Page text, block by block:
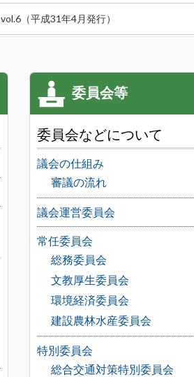
（平成31年4月発行）
委員会などについて
議会の仕組み
審議の流れ
議会運営委員会
常任委員会
総務委員会
文教厚生委員会
環境経済委員会
建設農林水産委員会
特別委員会
総合交通対策特別委員会